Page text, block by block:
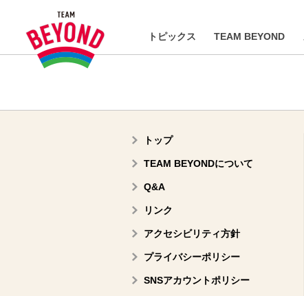
トピックス TEAM BEYOND
トップ
TEAM BEYONDについて
Q&A
リンク
アクセシビリティ方針
プライバシーポリシー
SNSアカウントポリシー